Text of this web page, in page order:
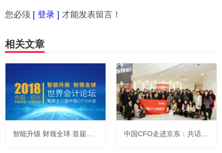
您必须 [ 登录 ] 才能发表留言！
相关文章